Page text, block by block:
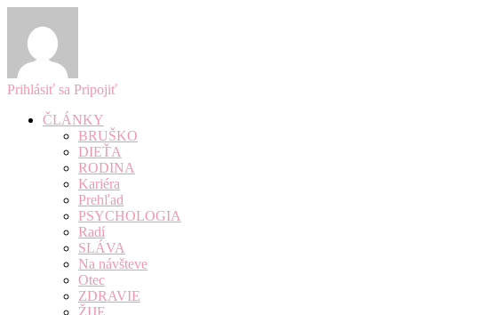
Prihlásiť sa Pripojiť
ČLÁNKY
BRUŠKO
DIEŤA
RODINA
Kariéra
Prehľad
PSYCHOLOGIA
Radí
SLÁVA
Na návšteve
Otec
ZDRAVIE
ŽIJE